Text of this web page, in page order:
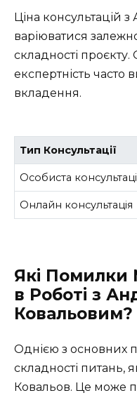
Ціна консультацій
варіюватися
складності
експертність часто
вкладення.
Тип Консультації
Особиста
Онлайн консультація
Які Помилки
в Роботі з
Ковальовим?
Однією з основних
складності питань,
Ковальов. Це може